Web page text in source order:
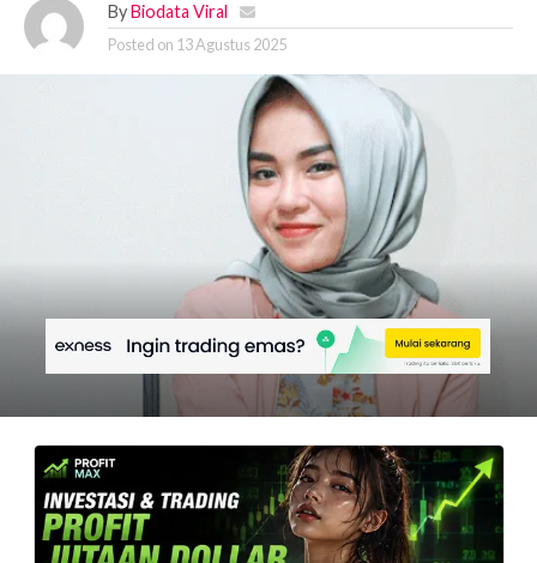
By Biodata Viral
Posted on 13 Agustus 2025